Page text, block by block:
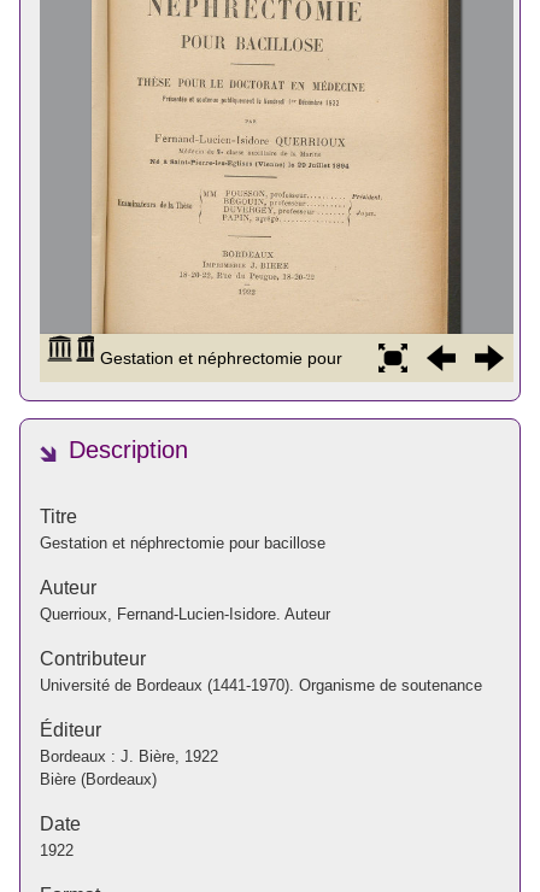
Description
Titre
Gestation et néphrectomie pour bacillose
Auteur
Querrioux, Fernand-Lucien-Isidore. Auteur
Contributeur
Université de Bordeaux (1441-1970). Organisme de soutenance
Éditeur
Bordeaux : J. Bière, 1922
Bière (Bordeaux)
Date
1922